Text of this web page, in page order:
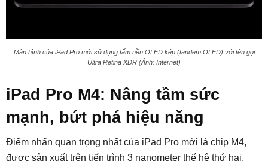
Màn hình của iPad Pro mới sử dụng tấm nền OLED kép (tandem OLED) với tên gọi
Ultra Retina XDR (Ảnh: Internet)
iPad Pro M4: Nâng tầm sức
mạnh, bứt phá hiệu năng
Điểm nhấn quan trọng nhất của iPad Pro mới là chip M4,
được sản xuất trên tiến trình 3 nanometer thế hệ thứ hai.